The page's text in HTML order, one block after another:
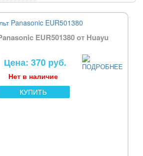
EUR501380 от Huayu
Цена: 370 руб.
Нет в наличие
КУПИТЬ